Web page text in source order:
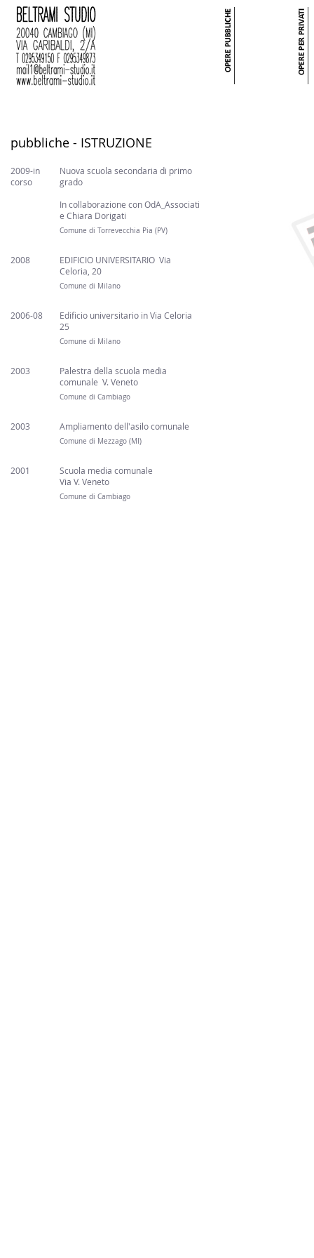
pubbliche - ISTRUZIONE
2009-in
corso
Nuova scuola secondaria di primo
grado
In collaborazione con OdA_Associati
e Chiara Dorigati
Comune di Torrevecchia Pia (PV)
2008
EDIFICIO UNIVERSITARIO Via
Celoria, 20
Comune di Milano
2006-08
Edificio universitario in Via Celoria
25
Comune di Milano
2003
Palestra della scuola media
comunale V. Veneto
Comune di Cambiago
2003 Ampliamento dell'asilo comunale
Comune di Mezzago (MI)
2001
Scuola media comunale
Via V. Veneto
Comune di Cambiago